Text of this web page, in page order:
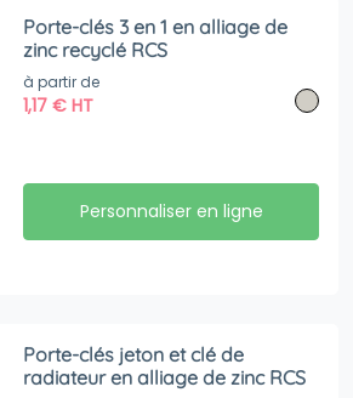
Porte-clés 3 en 1 en alliage de
zinc recyclé RCS
à partir de
1,17€ HT
Personnaliser en ligne
Porte-clés jeton et clé de
radiateur en alliage de zinc RCS